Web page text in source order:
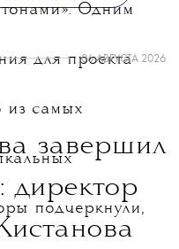
Одним
для проекта
из самых
подчеркнули,
06 АВГУСТА 2026
завершил
директор